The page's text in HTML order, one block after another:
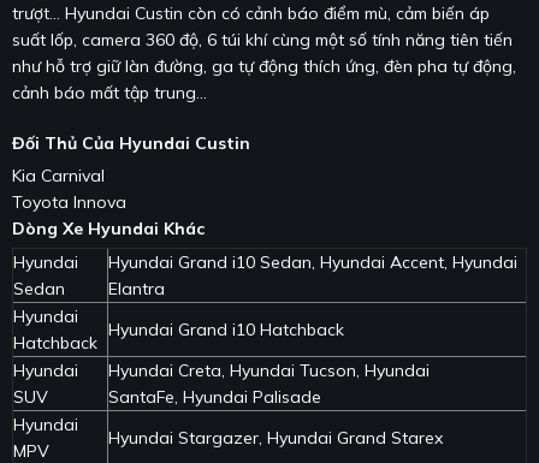
trượt... Hyundai Custin còn có cảnh báo điểm mù, cảm biến áp
suất lốp, camera 360 độ, 6 túi khí cùng một số tính năng tiên tiến
như hỗ trợ giữ làn đường, ga tự động thích ứng, đèn pha tự động,
cảnh báo mất tập trung...
Đối Thủ Của Hyundai Custin
Kia Carnival
Toyota Innova
Dòng Xe Hyundai Khác
Hyundai
Sedan
Hyundai Grand i10 Sedan, Hyundai Accent, Hyundai
Elantra
Hyundai
Hatchback
Hyundai Grand i10 Hatchback
Hyundai
SUV
Hyundai Creta, Hyundai Tucson, Hyundai
SantaFe, Hyundai Palisade
Hyundai
MPV
Hyundai Stargazer, Hyundai Grand Starex